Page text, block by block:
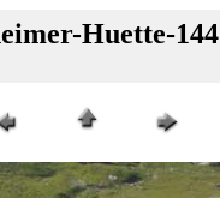
Huette-144